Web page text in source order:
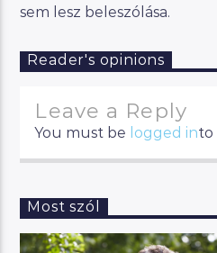
sem lesz beleszólása.
Reader's opinions
Leave a Reply
You must be logged into
Most szól